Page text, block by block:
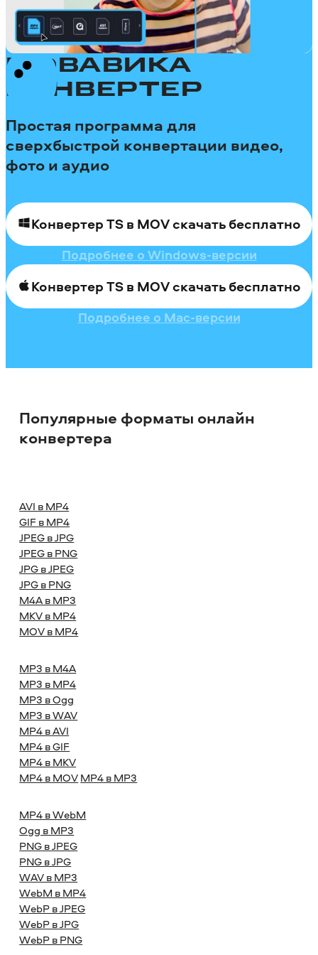
МОВАВИКА
КОНВЕРТЕР
Простая программа для
сверхбыстрой конвертации видео,
фото и аудио
Конвертер TS в MOV скачать бесплатно
Подробнее о Windows-версии
Конвертер TS в MOV скачать бесплатно
Подробнее о Mac-версии
Популярные форматы онлайн
конвертера
AVI в MP4
GIF в MP4
JPEG в JPG
JPEG в PNG
JPG в JPEG
JPG в PNG
M4A в MP3
MKV в MP4
MOV в MP4
MP3 в M4A
MP3 в MP4
MP3 в Ogg
MP3 в WAV
MP4 в AVI
MP4 в GIF
MP4 в MKV
MP4 в MOVMP4 в MP3
MP4 в WebM
Ogg в MP3
PNG в JPEG
PNG в JPG
WAV в MP3
WebM в MP4
WebP в JPEG
WebP в JPG
WebP в PNG